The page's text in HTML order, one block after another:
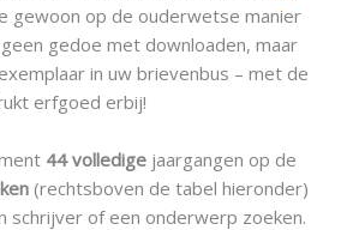
gewoon op de ouderwetse manier
gedoe met downloaden, maar
in uw brievenbus – met de
erfgoed erbij!
44 volledige jaargangen op de
(rechtsboven de tabel hieronder)
schrijver of een onderwerp zoeken.